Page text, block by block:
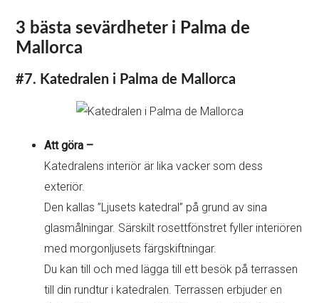
3 bästa sevärdheter i Palma de
Mallorca
#7. Katedralen i Palma de Mallorca
Att göra –
Katedralens interiör är lika vacker som dess
exteriör.
Den kallas ”Ljusets katedral” på grund av sina
glasmålningar. Särskilt rosettfönstret fyller interiören
med morgonljusets färgskiftningar.
Du kan till och med lägga till ett besök på terrassen
till din rundtur i katedralen. Terrassen erbjuder en